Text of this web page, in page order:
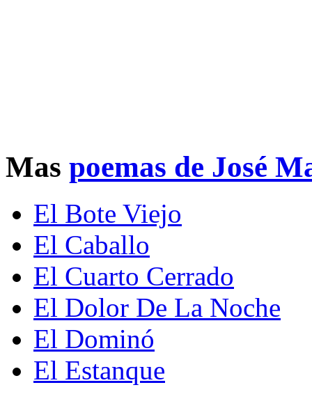
Mas poemas de José
El Bote Viejo
El Caballo
El Cuarto Cerrado
El Dolor De La Noche
El Dominó
El Estanque